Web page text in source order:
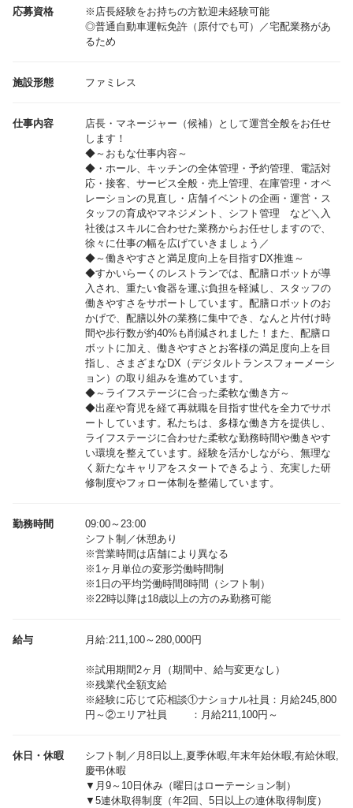
応募資格
※店長経験をお持ちの方歓迎未経験可能
◎普通自動車運転免許（原付でも可）／宅配業務があ
るため
施設形態 ファミレス
仕事内容
店長・マネージャー（候補）として運営全般をお任せ
します！
◆～おもな仕事内容～
◆・ホール、キッチンの全体管理・予約管理、電話対
応・接客、サービス全般・売上管理、在庫管理・オペ
レーションの見直し・店舗イベントの企画・運営・ス
タッフの育成やマネジメント、シフト管理 など＼入
社後はスキルに合わせた業務からお任せしますので、
徐々に仕事の幅を広げていきましょう／
◆～働きやすさと満足度向上を目指すDX推進～
◆すかいらーくのレストランでは、配膳ロボットが導
入され、重たい食器を運ぶ負担を軽減し、スタッフの
働きやすさをサポートしています。配膳ロボットのお
かげで、配膳以外の業務に集中でき、なんと片付け時
間や歩行数が約40%も削減されました！また、配膳ロ
ボットに加え、働きやすさとお客様の満足度向上を目
指し、さまざまなDX（デジタルトランスフォーメーシ
ョン）の取り組みを進めています。
◆～ライフステージに合った柔軟な働き方～
◆出産や育児を経て再就職を目指す世代を全力でサポ
ートしています。私たちは、多様な働き方を提供し、
ライフステージに合わせた柔軟な勤務時間や働きやす
い環境を整えています。経験を活かしながら、無理な
く新たなキャリアをスタートできるよう、充実した研
修制度やフォロー体制を整備しています。
勤務時間
09:00～23:00
シフト制／休憩あり
※営業時間は店舗により異なる
※1ヶ月単位の変形労働時間制
※1日の平均労働時間8時間（シフト制）
※22時以降は18歳以上の方のみ勤務可能
給与 月給:211,100～280,000円
※試用期間2ヶ月（期間中、給与変更なし）
※残業代全額支給
※経験に応じて応相談①ナショナル社員：月給245,800
休日・休暇
シフト制／月8日以上,夏季休暇,年末年始休暇,有給休暇,
慶弔休暇
▼月9～10日休み（曜日はローテーション制）
▼5連休取得制度（年2回、5日以上の連休取得制度）